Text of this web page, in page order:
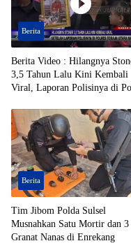
Berita
Berita Video : Hilangnya
3,5 Tahun Lalu Kini Kembali
Viral, Laporan Polisinya di
Berita
Tim Jibom Polda Sulsel
Musnahkan Satu Mortir dan 3
Granat Nanas di Enrekang